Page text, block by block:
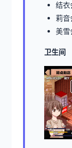
结衣
莉音
美雪
卫生间